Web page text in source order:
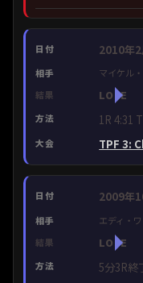
2010年2
マイケル
LOSE
1R 4:31
TPF 3:
2009年
エディ・
LOSE
5分3R終